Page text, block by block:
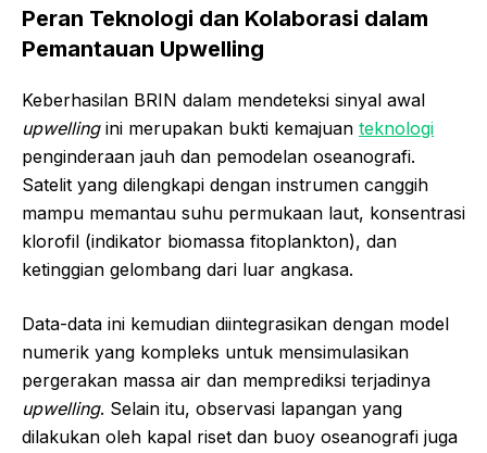
Peran Teknologi dan Kolaborasi dalam
Pemantauan Upwelling
Keberhasilan BRIN dalam mendeteksi sinyal awal
upwellingini merupakan bukti kemajuan teknologi
penginderaan jauh dan pemodelan oseanografi.
Satelit yang dilengkapi dengan instrumen canggih
mampu memantau suhu permukaan laut, konsentrasi
klorofil (indikator biomassa fitoplankton), dan
ketinggian gelombang dari luar angkasa.
Data-data ini kemudian diintegrasikan dengan model
numerik yang kompleks untuk mensimulasikan
pergerakan massa air dan memprediksi terjadinya
upwelling. Selain itu, observasi lapangan yang
dilakukan oleh kapal riset dan buoy oseanografi juga